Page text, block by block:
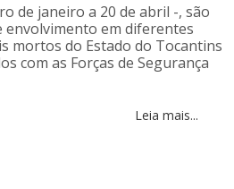
de janeiro a 20 de abril -, são
envolvimento em diferentes
mortos do Estado do Tocantins
com as Forças de Segurança
Leia mais...